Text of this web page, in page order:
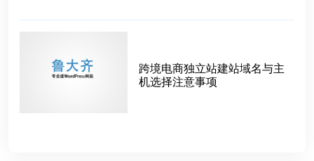
跨境电商独立站建站域名与主
机选择注意事项